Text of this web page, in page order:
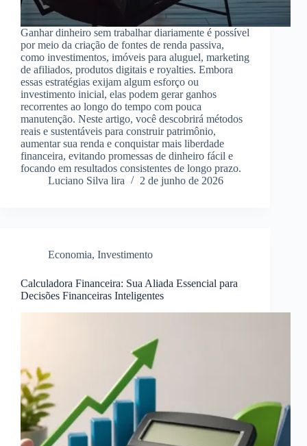
Ganhar dinheiro sem trabalhar diariamente é possível
por meio da criação de fontes de renda passiva,
como investimentos, imóveis para aluguel, marketing
de afiliados, produtos digitais e royalties. Embora
essas estratégias exijam algum esforço ou
investimento inicial, elas podem gerar ganhos
recorrentes ao longo do tempo com pouca
manutenção. Neste artigo, você descobrirá métodos
reais e sustentáveis para construir patrimônio,
aumentar sua renda e conquistar mais liberdade
financeira, evitando promessas de dinheiro fácil e
focando em resultados consistentes de longo prazo.
Luciano Silva lira
2 de junho de 2026
Economia, Investimento
Calculadora Financeira: Sua Aliada Essencial para
Decisões Financeiras Inteligentes